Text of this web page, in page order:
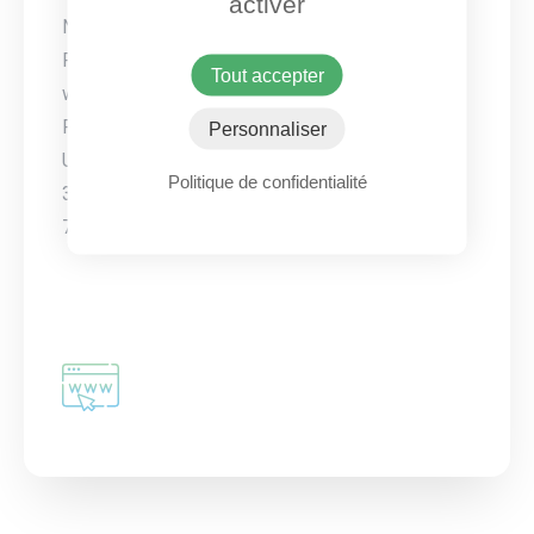
Nous contacter
Par Internet
www.unicef.fr
Par voie postale
Unicef France
3, rue Duguay Trouin
75006 Paris
Tout accepter
Personnaliser
Politique de confidentialité